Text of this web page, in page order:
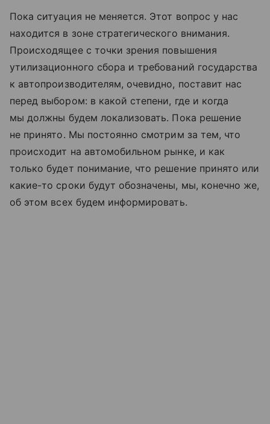
Пока ситуация не меняется. Этот вопрос у нас
находится в зоне стратегического внимания.
Происходящее с точки зрения повышения
утилизационного сбора и требований государства
к автопроизводителям, очевидно, поставит нас
перед выбором: в какой степени, где и когда
мы должны будем локализовать. Пока решение
не принято. Мы постоянно смотрим за тем, что
происходит на автомобильном рынке, и как
только будет понимание, что решение принято или
какие-то сроки будут обозначены, мы, конечно же,
об этом всех будем информировать.